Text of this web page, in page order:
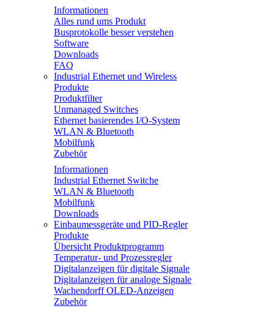
Informationen
Alles rund ums Produkt
Busprotokolle besser verstehen
Software
Downloads
FAQ
Industrial Ethernet und Wireless
Produkte
Produktfilter
Unmanaged Switches
Ethernet basierendes I/O-System
WLAN & Bluetooth
Mobilfunk
Zubehör
Informationen
Industrial Ethernet Switche
WLAN & Bluetooth
Mobilfunk
Downloads
Einbaumessgeräte und PID-Regler
Produkte
Übersicht Produktprogramm
Temperatur- und Prozessregler
Digitalanzeigen für digitale Signale
Digitalanzeigen für analoge Signale
Wachendorff OLED-Anzeigen
Zubehör